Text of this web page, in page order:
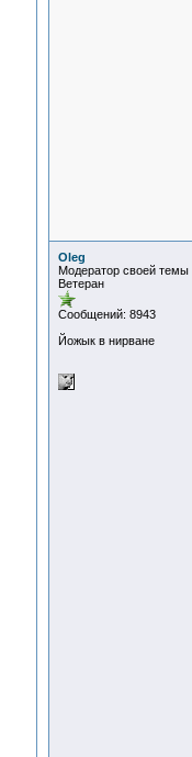
Oleg
Модератор своей темы
Ветеран
Сообщений: 8943
Йожык в нирване